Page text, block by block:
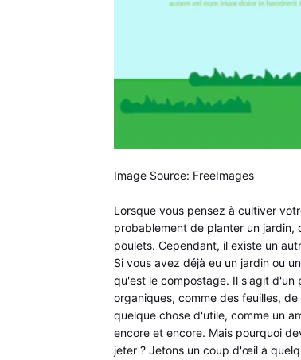
Image Source: FreeImages
Lorsque vous pensez à cultiver
probablement de planter un
poulets. Cependant, il existe un
Si vous avez déjà eu un jardin ou
qu'est le compostage. Il s'agit d'un
organiques, comme des feuilles,
quelque chose d'utile, comme un
encore et encore. Mais pourquoi
jeter ? Jetons un coup d'œil à